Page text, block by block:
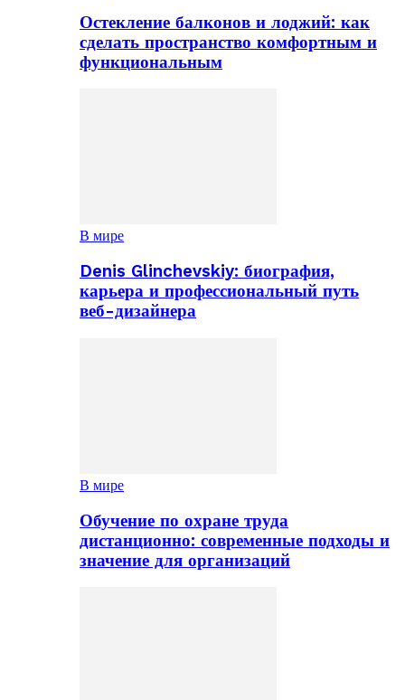
Остекление балконов и лоджий: как
сделать пространство комфортным и
функциональным
В мире
Denis Glinchevskiy: биография,
карьера и профессиональный путь
веб-дизайнера
В мире
Обучение по охране труда
дистанционно: современные подходы и
значение для организаций